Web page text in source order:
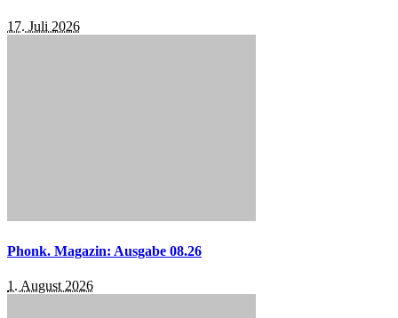
17. Juli 2026
Phonk. Magazin: Ausgabe 08.26
1. August 2026